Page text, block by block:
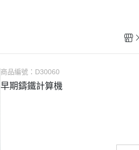
商品編號： D30060
早期鑄鐵計算機